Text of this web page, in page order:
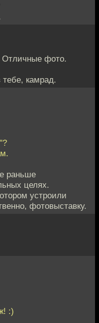
фото.
камрад.
раньше
целях.
устроили
фотовыставку.
:)